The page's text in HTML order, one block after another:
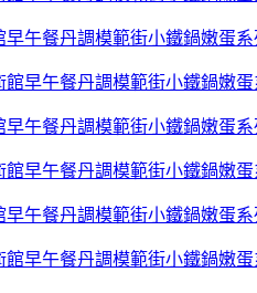
早午餐丹調模範街小鐵鍋嫩蛋
早午餐丹調模範街小鐵鍋嫩蛋
早午餐丹調模範街小鐵鍋嫩蛋